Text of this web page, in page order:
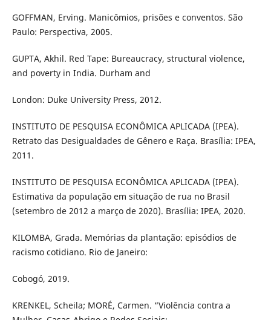
GOFFMAN, Erving. Manicômios, prisões e conventos. São
Paulo: Perspectiva, 2005.
GUPTA, Akhil. Red Tape: Bureaucracy, structural violence,
and poverty in India. Durham and
London: Duke University Press, 2012.
INSTITUTO DE PESQUISA ECONÔMICA APLICADA (IPEA).
Retrato das Desigualdades de Gênero e Raça. Brasília: IPEA,
2011.
INSTITUTO DE PESQUISA ECONÔMICA APLICADA (IPEA).
Estimativa da população em situação de rua no Brasil
(setembro de 2012 a março de 2020). Brasília: IPEA, 2020.
KILOMBA, Grada. Memórias da plantação: episódios de
racismo cotidiano. Rio de Janeiro:
Cobogó, 2019.
KRENKEL, Scheila; MORÉ, Carmen. “Violência contra a